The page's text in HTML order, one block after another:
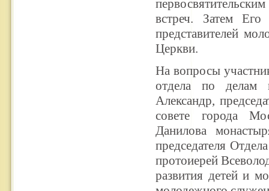
встреч. Затем Его
представителей
Церкви.
На вопросы
отдела по делам
Александр,
совете города
Данилова
председателя
протоиерей
развития детей и